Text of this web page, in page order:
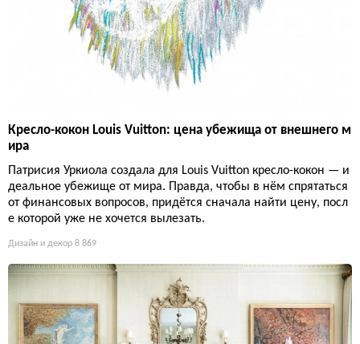
Кресло-кокон Louis Vuitton: цена убежища от внешнего м
ира
Патрисия Уркиола создала для Louis Vuitton кресло-кокон — и
деальное убежище от мира. Правда, чтобы в нём спрятаться
от финансовых вопросов, придётся сначала найти цену, посл
е которой уже не хочется вылезать.
Дизайн и декор 8 869